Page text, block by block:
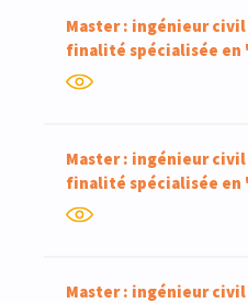
Master : ingénieur
finalité spécialisée
Master : ingénieur
finalité spécialisée en
Master : ingénieur civil